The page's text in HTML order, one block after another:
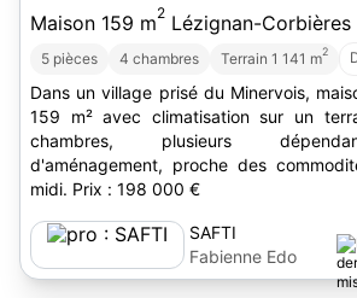
Maison 159 m2 Lézignan-Corbières
5 pièces 4 chambres Terrain 1 141 m2
Dans un village prisé du Minervois,
159 m² avec climatisation sur un
chambres, plusieurs
d'aménagement, proche des
midi. Prix : 198 000 €
SAFTI
Fabienne Edo